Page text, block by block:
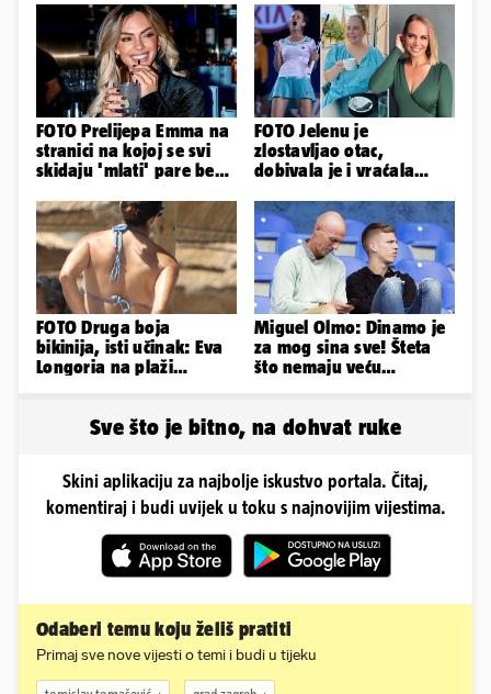
FOTO Prelijepa Emma na
stranici na kojoj se svi
skidaju 'mlati' pare bez
FOTO Jelenu je
zlostavljao otac,
dobivala je i vraćala
tukao šakama'
FOTO Druga boja
bikinija, isti učinak: Eva
Longoria na plaži
Miguel Olmo: Dinamo je
za mog sina sve! Šteta
što nemaju veću
Sve što je bitno, na dohvat ruke
Skini aplikaciju za najbolje iskustvo portala. Čitaj,
komentiraj i budi uvijek u toku s najnovijim vijestima.
Odaberi temu koju želiš pratiti
Primaj sve nove vijesti o temi i budi u tijeku